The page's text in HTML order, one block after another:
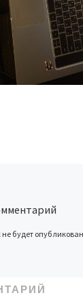
будет